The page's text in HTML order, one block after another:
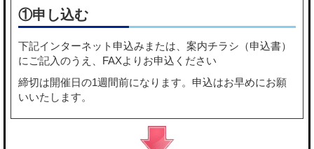
①申し込む
下記インターネット申込み または、 案内チラシ（申込書）
にご記入のうえ、FAXよりお申込ください
締切は開催日の1週間前になります。申込はお早めにお願
いいたします。